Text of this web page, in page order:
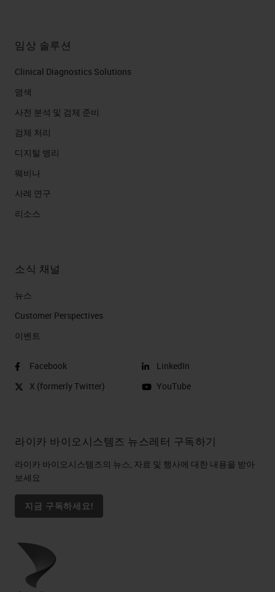
Slide 11
Here we have a nice section of liver
it shows…..hepatocytes with nuclei
that have well-defined nucleoli and
sinusoids containing RBC’s. While
the section of liver on the right is an
example of severe autolysis.
Cellular detail is absent, and the
Slide 12
that deals with contamination. The
section is contaminated with plant
material.
On this slide the section of lung is
contaminated with a section of
Slide 14
Here we have a section of cardiac
tissue contaminated with a small
fragment of thyroid. To optimize all
임상 솔루션
Clinical Diagnostics Solutions
염색
사전 분석 및 검체 준비
검체 처리
디지털 병리
웨비나
사례 연구
리소스
소식 채널
뉴스
Customer Perspectives​
이벤트
Facebook
X (formerly Twitter)
LinkedIn
YouTube
라이카 바이오시스템즈 뉴스레터 구독하기
라이카 바이오시스템즈의 뉴스, 자료 및 행사에 대한 내용을 받아
보세요
지금 구독하세요!